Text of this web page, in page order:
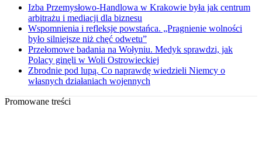
Izba Przemysłowo-Handlowa w Krakowie była jak centrum
arbitrażu i mediacji dla biznesu
Wspomnienia i refleksje powstańca. „Pragnienie wolności
było silniejsze niż chęć odwetu”
Przełomowe badania na Wołyniu. Medyk sprawdzi, jak
Polacy ginęli w Woli Ostrowieckiej
Zbrodnie pod lupą. Co naprawdę wiedzieli Niemcy o
własnych działaniach wojennych
Promowane treści